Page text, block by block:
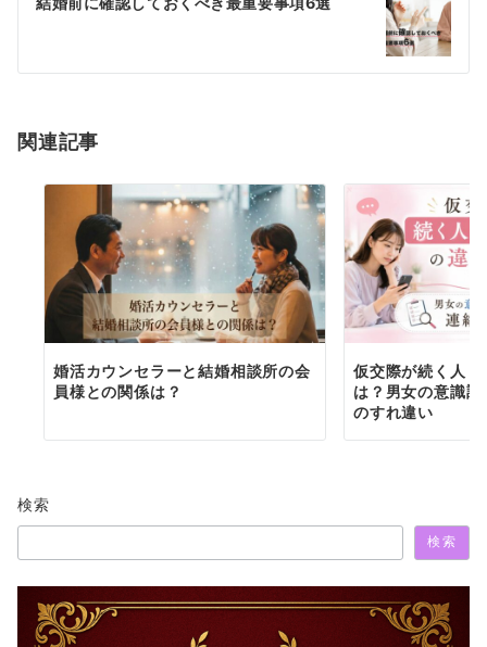
シ
ン
関連記事
婚活カウンセラーと結婚相談所の会
員様との関係は？
仮交際が続く人
は？男女の意識
のすれ違い
検索
検索